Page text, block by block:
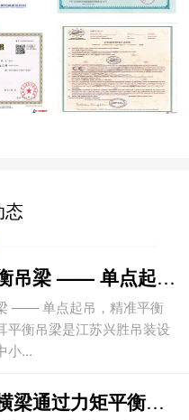
态
兴胜单耳平衡吊梁 —— 单点起吊，精准平
—— 单点起吊，精准平衡
平衡吊梁是江苏兴胜吊装设
小...
兴胜双耳式横梁通过力矩平衡实现重物平稳吊